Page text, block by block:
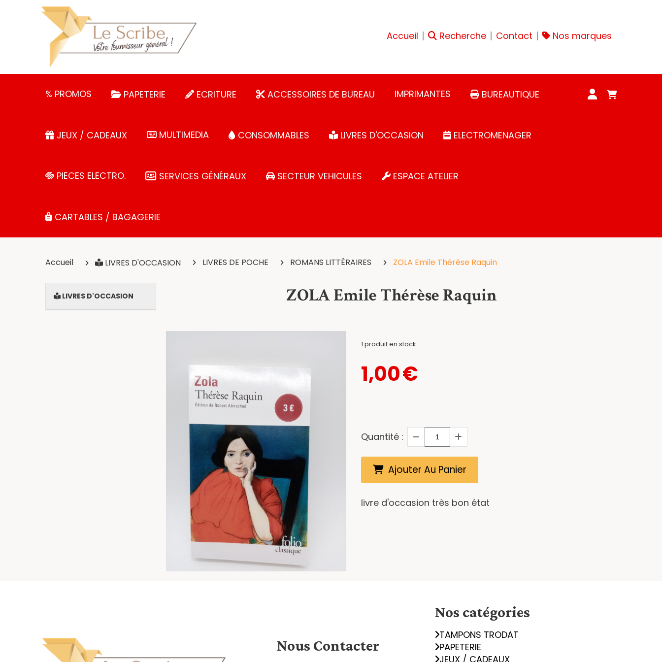
Accueil Recherche Contact Nos marques
% PROMOS PAPETERIE ECRITURE ACCESSOIRES DE BUREAU IMPRIMANTES BUREAUTIQUE
JEUX / CADEAUX MULTIMEDIA CONSOMMABLES LIVRES D'OCCASION ELECTROMENAGER
PIECES ELECTRO. SERVICES GÉNÉRAUX SECTEUR VEHICULES ESPACE ATELIER
CARTABLES / BAGAGERIE
LIVRES D'OCCASION
Accueil LIVRES D'OCCASION LIVRES DE POCHE ROMANS LITTÉRAIRES ZOLA Emile Thérèse Raquin
ZOLA Emile Thérèse Raquin
1,00€
1 produit en stock
Quantité :
Ajouter Au Panier
livre d'occasion très bon état
Nous Contacter
Nos catégories
TAMPONS TRODAT
PAPETERIE
JEUX / CADEAUX